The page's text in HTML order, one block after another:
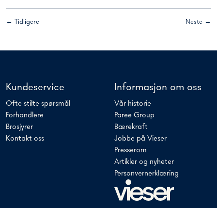
Neste →
← Tidligere
Kundeservice
Ofte stilte spørsmål
Forhandlere
Brosjyrer
Kontakt oss
Informasjon om oss
Vår historie
Paree Group
Bærekraft
Jobbe på Vieser
Presserom
Artikler og nyheter
Personvernerklæring